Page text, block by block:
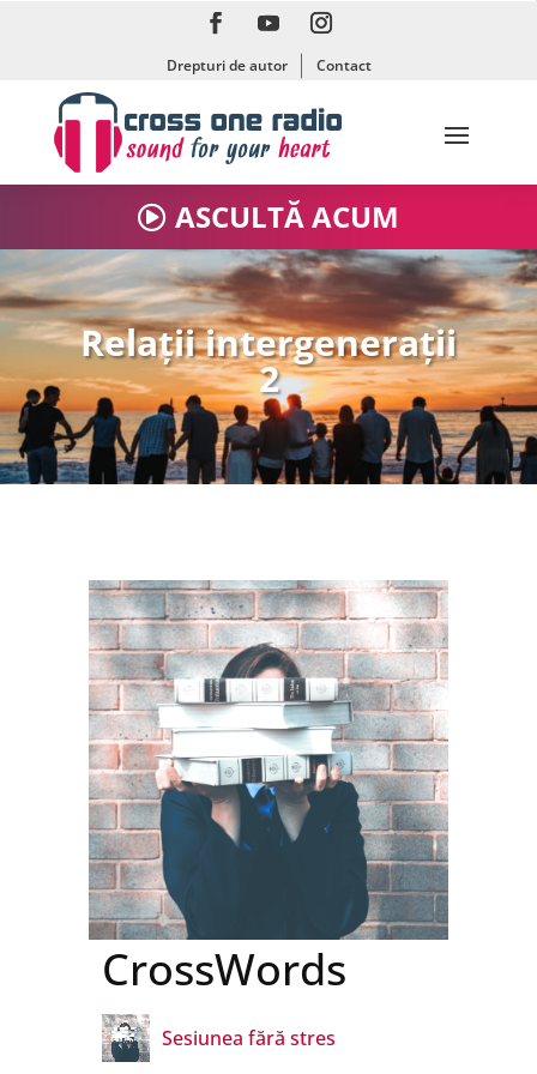
Drepturi de autor Contact
ASCULTĂ ACUM
Relații intergenerații
2
CrossWords
Sesiunea fără stres